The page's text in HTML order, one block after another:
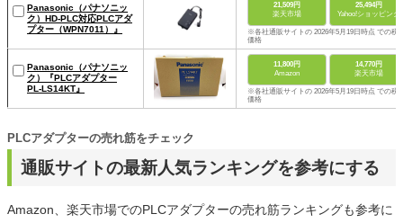
Panasonic（パナソニッ
ク）HD-PLC対応PLCアダ
プター（WPN7011）』
21,509円
楽天市場
25,494円
Yahoo!ショッピング
※各社通販サイトの 2026年5月19日時点 での税
価格
Panasonic（パナソニッ
ク）『PLCアダプター
PL-LS14KT』
11,800円
Amazon
14,770円
楽天市場
※各社通販サイトの 2026年5月19日時点 での税
価格
通販サイトの最新人気ランキングを参考にする
PLCアダプターの売れ筋をチェック
Amazon、楽天市場でのPLCアダプターの売れ筋ランキングも参考に